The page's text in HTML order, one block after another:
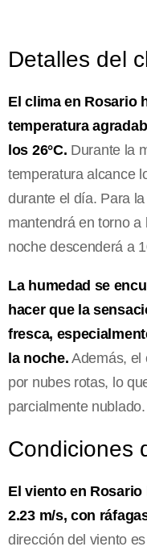
Detalles del
El clima en Rosario
temperatura
los 26°C. Durante la
temperatura alcance
durante el día. Para
mantendrá en torno a
noche descenderá a
La humedad se
hacer que la
fresca,
la noche. Además, el
por nubes rotas, lo
parcialmente nublado.
Condiciones
El viento en
2.23 m/s, con
dirección del viento